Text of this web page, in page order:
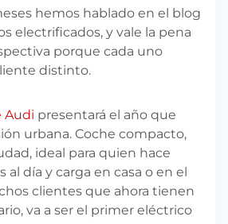
hemos hablado en el blog
electrificados, y vale la pena
porque cada uno
distinto.
Audi presentará el año que
urbana. Coche compacto,
ideal para quien hace
día y carga en casa o en el
clientes que ahora tienen
va a ser el primer eléctrico